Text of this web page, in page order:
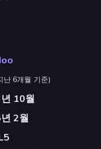
난 6개월 기준)
10월
2월